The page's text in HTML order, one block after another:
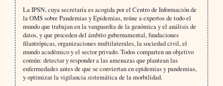
La IPSN, cuya secretaría es acogida por el Centro de Información de
la OMS sobre Pandemias y Epidemias, reúne a expertos de todo el
mundo que trabajan en la vanguardia de la genómica y el análisis de
datos, y que proceden del ámbito gubernamental, fundaciones
filantrópicas, organizaciones multilaterales, la sociedad civil, el
mundo académico y el sector privado. Todos comparten un objetivo
común: detectar y responder a las amenazas que plantean las
enfermedades antes de que se conviertan en epidemias y pandemias,
y optimizar la vigilancia sistemática de la morbilidad.